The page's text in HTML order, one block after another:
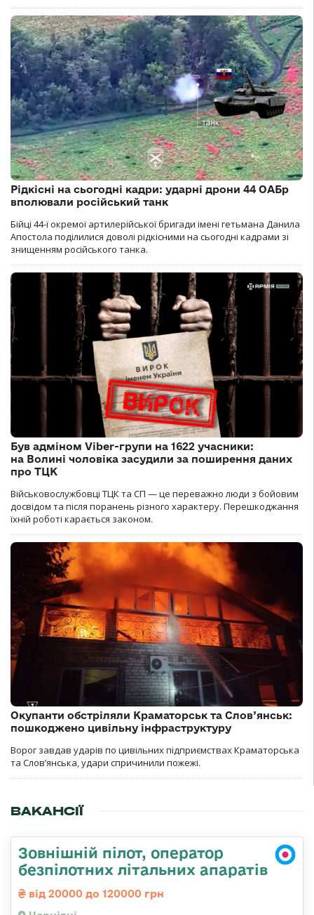
Рідкісні на сьогодні кадри: ударні дрони 44 ОАБр
вполювали російський танк
Бійці 44-ї окремої артилерійської бригади імені гетьмана Данила
Апостола поділилися доволі рідкісними на сьогодні кадрами зі
знищенням російського танка.
Був адміном Viber-групи на 1622 учасники:
на Волині чоловіка засудили за поширення даних
про ТЦК
Військовослужбовці ТЦК та СП — це переважно люди з бойовим
досвідом та після поранень різного характеру. Перешкоджання
їхній роботі карається законом.
Окупанти обстріляли Краматорськ та Слов’янськ:
пошкоджено цивільну інфраструктуру
Ворог завдав ударів по цивільних підприємствах Краматорська
та Слов’янська, удари спричинили пожежі.
ВАКАНСІЇ
Зовнішній пілот, оператор
безпілотних літальних апаратів
від 20000 до 120000 грн